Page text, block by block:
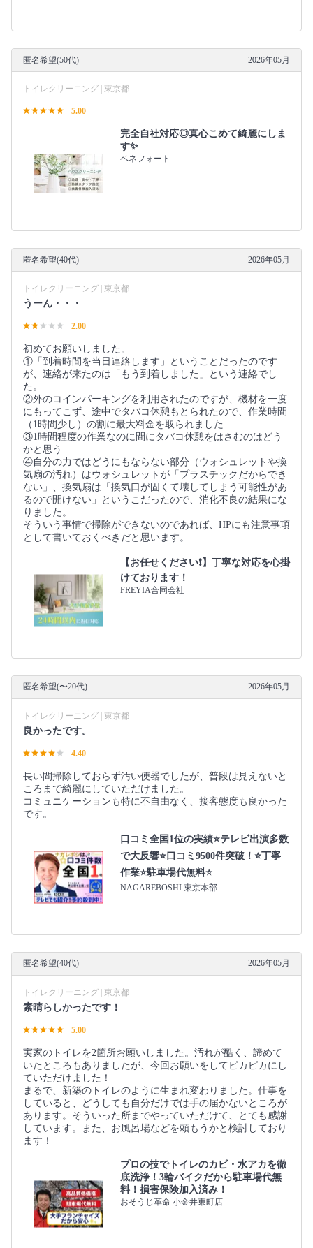
匿名希望(50代) 2026年05月
トイレクリーニング | 東京都
5.00
完全自社対応◎真心こめて綺麗にしま
す✨
ベネフォート
匿名希望(40代) 2026年05月
トイレクリーニング | 東京都
うーん・・・
2.00
初めてお願いしました。
①「到着時間を当日連絡します」ということだったのです
が、連絡が来たのは「もう到着しました」という連絡でし
た。
②外のコインパーキングを利用されたのですが、機材を一度
にもってこず、途中でタバコ休憩もとられたので、作業時間
（1時間少し）の割に最大料金を取られました
③1時間程度の作業なのに間にタバコ休憩をはさむのはどう
かと思う
④自分の力ではどうにもならない部分（ウォシュレットや換
気扇の汚れ）はウォシュレットが「プラスチックだからでき
ない」、換気扇は「換気口が固くて壊してしまう可能性があ
るので開けない」というこだったので、消化不良の結果にな
りました。
そういう事情で掃除ができないのであれば、HPにも注意事項
として書いておくべきだと思います。
【お任せください❗️】丁寧な対応を心掛
けております！
FREYIA合同会社
匿名希望(〜20代) 2026年05月
トイレクリーニング | 東京都
良かったです。
4.40
長い間掃除しておらず汚い便器でしたが、普段は見えないと
ころまで綺麗にしていただけました。
コミュニケーションも特に不自由なく、接客態度も良かった
です。
口コミ全国1位の実績⭐テレビ出演多数
で大反響⭐口コミ9500件突破！⭐丁寧
作業⭐駐車場代無料⭐
NAGAREBOSHI 東京本部
匿名希望(40代) 2026年05月
トイレクリーニング | 東京都
素晴らしかったです！
5.00
実家のトイレを2箇所お願いしました。汚れが酷く、諦めて
いたところもありましたが、今回お願いをしてピカピカにし
ていただけました！
まるで、新築のトイレのように生まれ変わりました。仕事を
していると、どうしても自分だけでは手の届かないところが
あります。そういった所までやっていただけて、とても感謝
しています。また、お風呂場などを頼もうかと検討しており
ます！
プロの技でトイレのカビ・水アカを徹
底洗浄！3輪バイクだから駐車場代無
料！損害保険加入済み！
おそうじ革命 小金井東町店